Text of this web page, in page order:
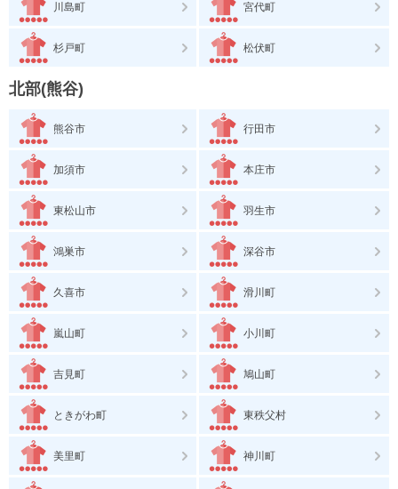
川島町 宮代町
杉戸町 松伏町
北部(熊谷)
熊谷市 行田市
加須市 本庄市
東松山市 羽生市
鴻巣市 深谷市
久喜市 滑川町
嵐山町 小川町
吉見町 鳩山町
ときがわ町 東秩父村
美里町 神川町